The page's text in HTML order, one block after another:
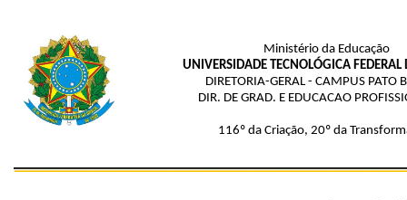
Ministério da Educação
UNIVERSIDADE TECNOLÓGICA FEDERAL
DIRETORIA-GERAL - CAMPUS PATO
DIR. DE GRAD. E EDUCACAO
116º da Criação, 20º da